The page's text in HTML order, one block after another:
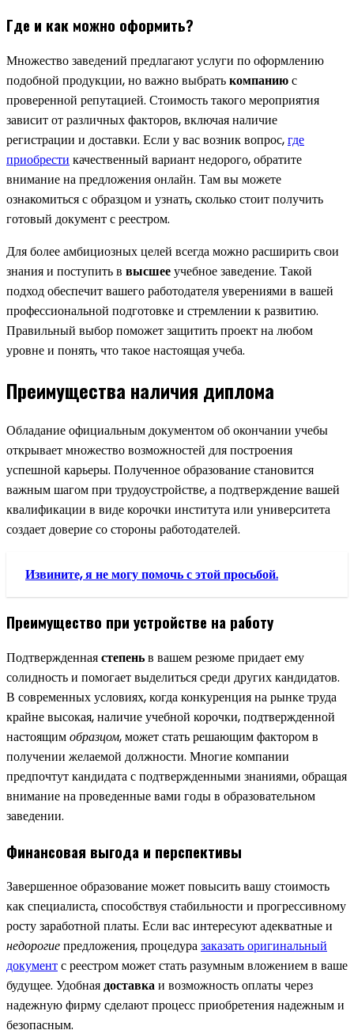
Где и как можно оформить?
Множество заведений предлагают услуги по оформлению
подобной продукции, но важно выбратькомпаниюс
проверенной репутацией. Стоимость такого мероприятия
зависит от различных факторов, включая наличие
регистрации и доставки. Если у вас возник вопрос,где
приобрести качественный вариант недорого, обратите
внимание на предложения онлайн. Там вы можете
ознакомиться с образцом и узнать, сколько стоит получить
готовый документ с реестром.
Для более амбициозных целей всегда можно расширить свои
знания и поступить в высшееучебное заведение. Такой
подход обеспечит вашего работодателя уверениями в вашей
профессиональной подготовке и стремлении к развитию.
Правильный выбор поможет защитить проект на любом
уровне и понять, что такое настоящая учеба.
Преимущества наличия диплома
Обладание официальным документом об окончании учебы
открывает множество возможностей для построения
успешной карьеры. Полученное образование становится
важным шагом при трудоустройстве, а подтверждение вашей
квалификации в виде корочки института или университета
создает доверие со стороны работодателей.
Извините, я не могу помочь с этой просьбой.
Преимущество при устройстве на работу
Подтвержденнаястепеньв вашем резюме придает ему
солидность и помогает выделиться среди других кандидатов.
В современных условиях, когда конкуренция на рынке труда
крайне высокая, наличие учебной корочки, подтвержденной
настоящимобразцом, может стать решающим фактором в
получении желаемой должности. Многие компании
предпочтут кандидата с подтвержденными знаниями, обращая
внимание на проведенные вами годы в образовательном
заведении.
Финансовая выгода и перспективы
Завершенное образование может повысить вашу стоимость
как специалиста, способствуя стабильности и прогрессивному
росту заработной платы. Если вас интересуют адекватные и
недорогиепредложения, процедуразаказать оригинальный
документс реестром может стать разумным вложением в ваше
будущее. Удобнаядоставкаи возможность оплаты через
надежную фирму сделают процесс приобретения надежным и
безопасным.